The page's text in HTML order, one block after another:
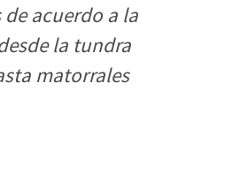
de acuerdo a la
la tundra
matorrales